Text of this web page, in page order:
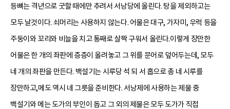
등뼈는 격년으로 굿할 때에만 추려서 서낭당에 올린다. 탕을 제외하고는
모두 날것이다. 쇠머리는 사용하지 않는다. 어물은 대구, 가자미, 우럭 등을
주둥이와 꼬리와 비늘을 치고 통째로 살짝 구워서 올린다.이렇게 장만한
어물은 한 개의 좌판에 층층이 올려놓고 그 위를 문어로 덮어두는데, 모두
네 개의 좌판을 만든다. 백설기는 시루당 석 되 서 홉으로 총 네 시루를
장만하고,메도 역시 네 그릇을 준비한다. 서낭제에 사용하는 제물 중
백설기와 메는 도가의 부인이 돕고 그 외의 제물은 모두 도가가 직접